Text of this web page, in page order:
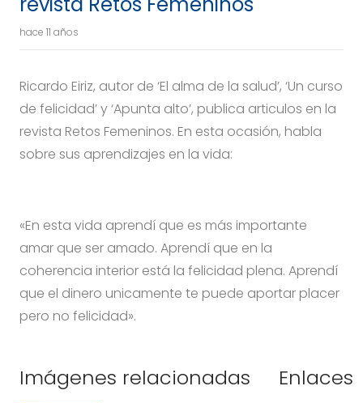
hace 11 años
Ricardo Eiriz, autor de ‘El alma de la salud’, ‘Un curso
de felicidad’ y ‘Apunta alto’, publica articulos en la
revista Retos Femeninos. En esta ocasión, habla
sobre sus aprendizajes en la vida:
«En esta vida aprendí que es más importante
amar que ser amado. Aprendí que en la
coherencia interior está la felicidad plena. Aprendí
que el dinero unicamente te puede aportar placer
pero no felicidad».
Imágenes relacionadas Enlaces